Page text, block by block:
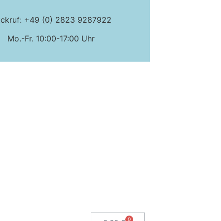
+49 (0) 2823 9287922
Mo.-Fr. 10:00-17:00 Uhr
0